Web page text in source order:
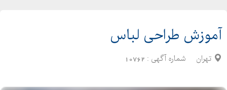
آموزش طراحی لباس
تهران شماره آگهی : 10762